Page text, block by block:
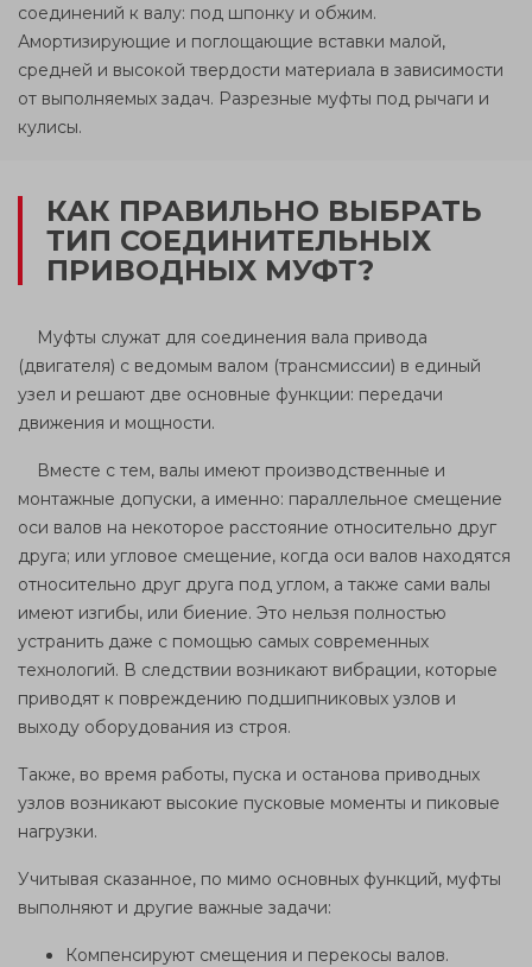
соединений к валу: под шпонку и обжим.
Амортизирующие и поглощающие вставки малой,
средней и высокой твердости материала в зависимости
от выполняемых задач. Разрезные муфты под рычаги и
кулисы.
КАК ПРАВИЛЬНО ВЫБРАТЬ
ТИП СОЕДИНИТЕЛЬНЫХ
ПРИВОДНЫХ МУФТ?
Муфты служат для соединения вала привода
(двигателя) с ведомым валом (трансмиссии) в единый
узел и решают две основные функции: передачи
движения и мощности.
Вместе с тем, валы имеют производственные и
монтажные допуски, а именно: параллельное смещение
оси валов на некоторое расстояние относительно друг
друга; или угловое смещение, когда оси валов находятся
относительно друг друга под углом, а также сами валы
имеют изгибы, или биение. Это нельзя полностью
устранить даже с помощью самых современных
технологий. В следствии возникают вибрации, которые
приводят к повреждению подшипниковых узлов и
выходу оборудования из строя.
Также, во время работы, пуска и останова приводных
узлов возникают высокие пусковые моменты и пиковые
нагрузки.
Учитывая сказанное, по мимо основных функций, муфты
выполняют и другие важные задачи:
Компенсируют смещения и перекосы валов.